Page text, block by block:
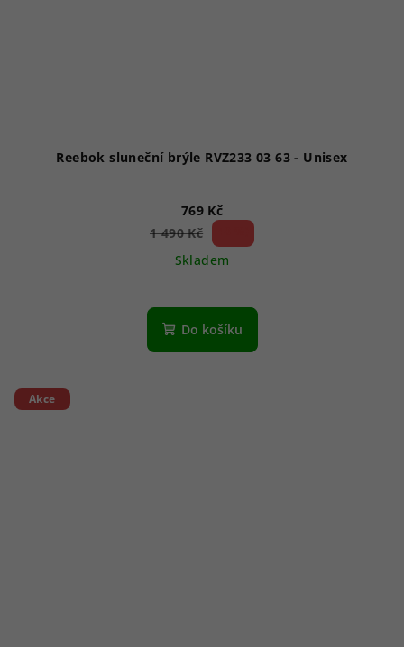
Reebok sluneční brýle RVZ233 03 63 - Unisex
769 Kč
1 490 Kč
Skladem
Do košíku
Akce